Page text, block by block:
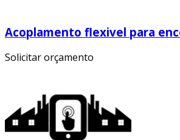
Acoplamento flexivel para
Solicitar orçamento